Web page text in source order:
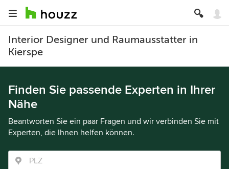
Interior Designer und Raumausstatter in
Kierspe
Finden Sie passende Experten in Ihrer
Nähe
Beantworten Sie ein paar Fragen und wir verbinden Sie mit
Experten, die Ihnen helfen können.